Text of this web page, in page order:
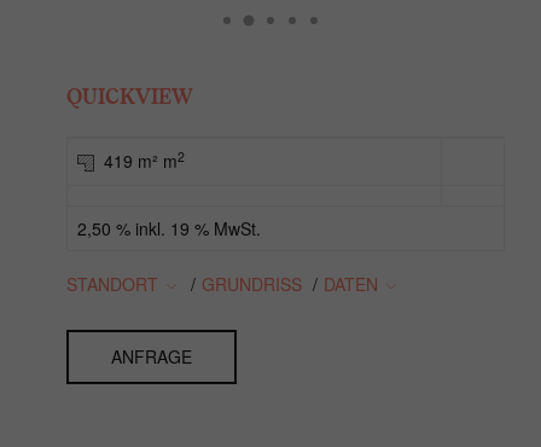
QUICKVIEW
419 m² m2
2,50 % inkl. 19 % MwSt.
STANDORT / GRUNDRISS / DATEN
ANFRAGE